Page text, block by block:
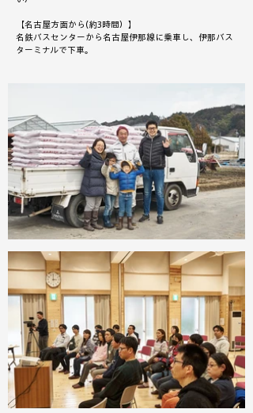
【名古屋方面から(約3時間）】
名鉄バスセンターから名古屋伊那線に乗車し、伊那バス
ターミナルで下車。